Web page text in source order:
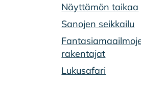
Näyttämön taikaa
Sanojen seikkailu
rakentajat
Lukusafari